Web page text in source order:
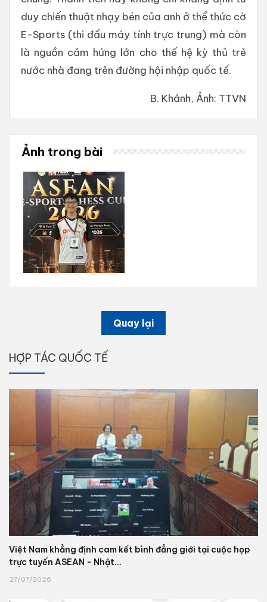
duy chiến thuật nhạy bén của anh ở thể thức cờ
E-Sports (thi đấu máy tính trực trung) mà còn
là nguồn cảm hứng lớn cho thế hệ kỳ thủ trẻ
nước nhà đang trên đường hội nhập quốc tế.
B. Khánh, Ảnh: TTVN
Ảnh trong bài
Quay lại
HỢP TÁC QUỐC TẾ
Việt Nam khẳng định cam kết bình đẳng giới tại cuộc họp
trực tuyến ASEAN - Nhật...
27/07/2026